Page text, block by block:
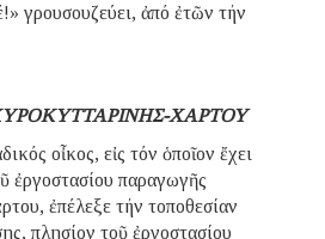
γρουσουζεύει, ἀπό ἐτῶν τήν
ΧΑΡΤΟΥ
οἶκος, εἰς τόν ὁποῖον ἔχει
ἐργοστασίου παραγωγῆς
ἐπέλεξε τήν τοποθεσίαν
πλησίον τοῦ ἐργοστασίου